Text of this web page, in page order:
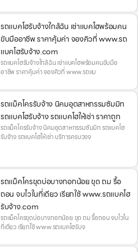
รถแบคโฮรับจ้างใกล้ฉัน เช่าแบคโฮพร้อมคน
ขับมืออาชีพ ราคาคุ้มค่า จองคิวที่ www.รถ
แบคโฮรับจ้าง.com
รถแบคโฮรับจ้างใกล้ฉัน เช่าแบคโฮพร้อมคนขับมือ
อาชีพ ราคาคุ้มค่า จองคิวที่ www.รถแบ
รถแม็คโครรับจ้าง นิคมอุตสาหกรรมซัมมิท
รถแบคโฮรับจ้าง รถแบคโฮให้เช่า ราคาถูก
รถแม็คโครรับจ้าง นิคมอุตสาหกรรมซัมมิท รถแบคโฮ
รับจ้าง รถแบคโฮให้เช่า บริการครบวงจ
รถแม็คโครขุดบ่อบางกอกน้อย ขุด ถม รื้อ
ถอน จบไวในที่เดียว เรียกใช้ www.รถแบคโฮ
รับจ้าง.com
รถแม็คโครขุดบ่อบางกอกน้อย ขุด ถม รื้อถอน จบไวใน
ที่เดียว เรียกใช้ www.รถแบคโฮรับจ